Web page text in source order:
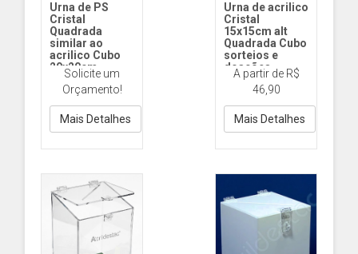
Urna de PS
Cristal
Quadrada
similar ao
acrilico Cubo
20x20cm
arrecadações e
eventos
Cod.1145
20x20cm PS
Solicite um
Orçamento!
Mais Detalhes
Urna de acrilico
Cristal
15x15cm alt
Quadrada Cubo
sorteios e
doações
ST145 15x15cm
Acrilico
A partir de R$
46,90
Mais Detalhes